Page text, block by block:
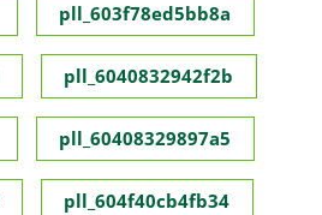
pll_603f78ed5bb8a
pll_6040832942f2b
pll_60408329897a5
pll_604f40cb4fb34